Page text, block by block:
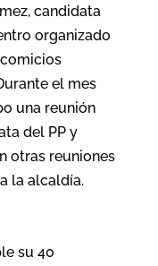
candidata
organizado
el mes
una reunión
del PP y
otras reuniones
la alcaldía.
su 40